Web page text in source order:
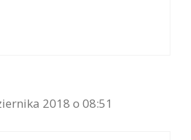
2018 o 08:51